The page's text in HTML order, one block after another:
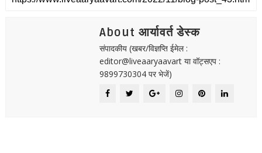
About आर्यावर्त डेस्क
संपादकीय (खबर/विज्ञप्ति ईमेल :
editor@liveaaryaavart या वॉट्सएप :
9899730304 पर भेजें)